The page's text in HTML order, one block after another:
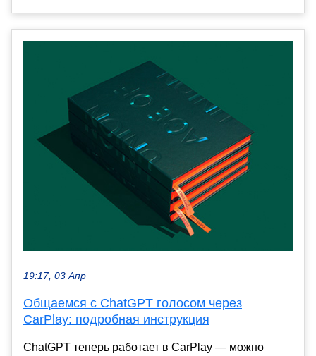
19:17, 03 Апр
Общаемся с ChatGPT голосом через
CarPlay: подробная инструкция
ChatGPT теперь работает в CarPlay — можно